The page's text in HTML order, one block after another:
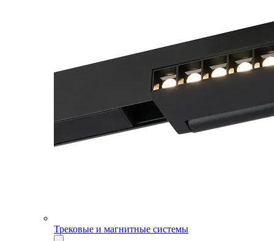
Трековые и магнитные системы